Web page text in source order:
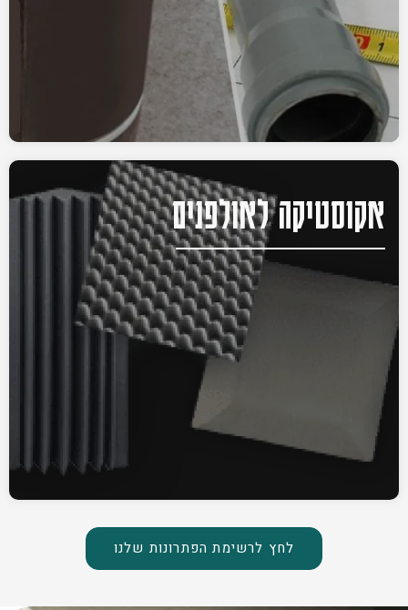
אקוסטיקה לאולפנים
לחץ לרשימת הפתרונות שלנו